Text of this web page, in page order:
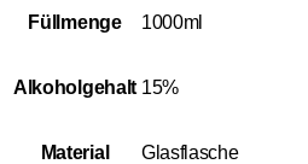
Füllmenge 1000ml
Alkoholgehalt 15%
Material Glasflasche